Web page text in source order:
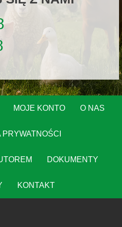
MOJE KONTO O NAS
PRYWATNOŚCI
DOKUMENTY
KONTAKT